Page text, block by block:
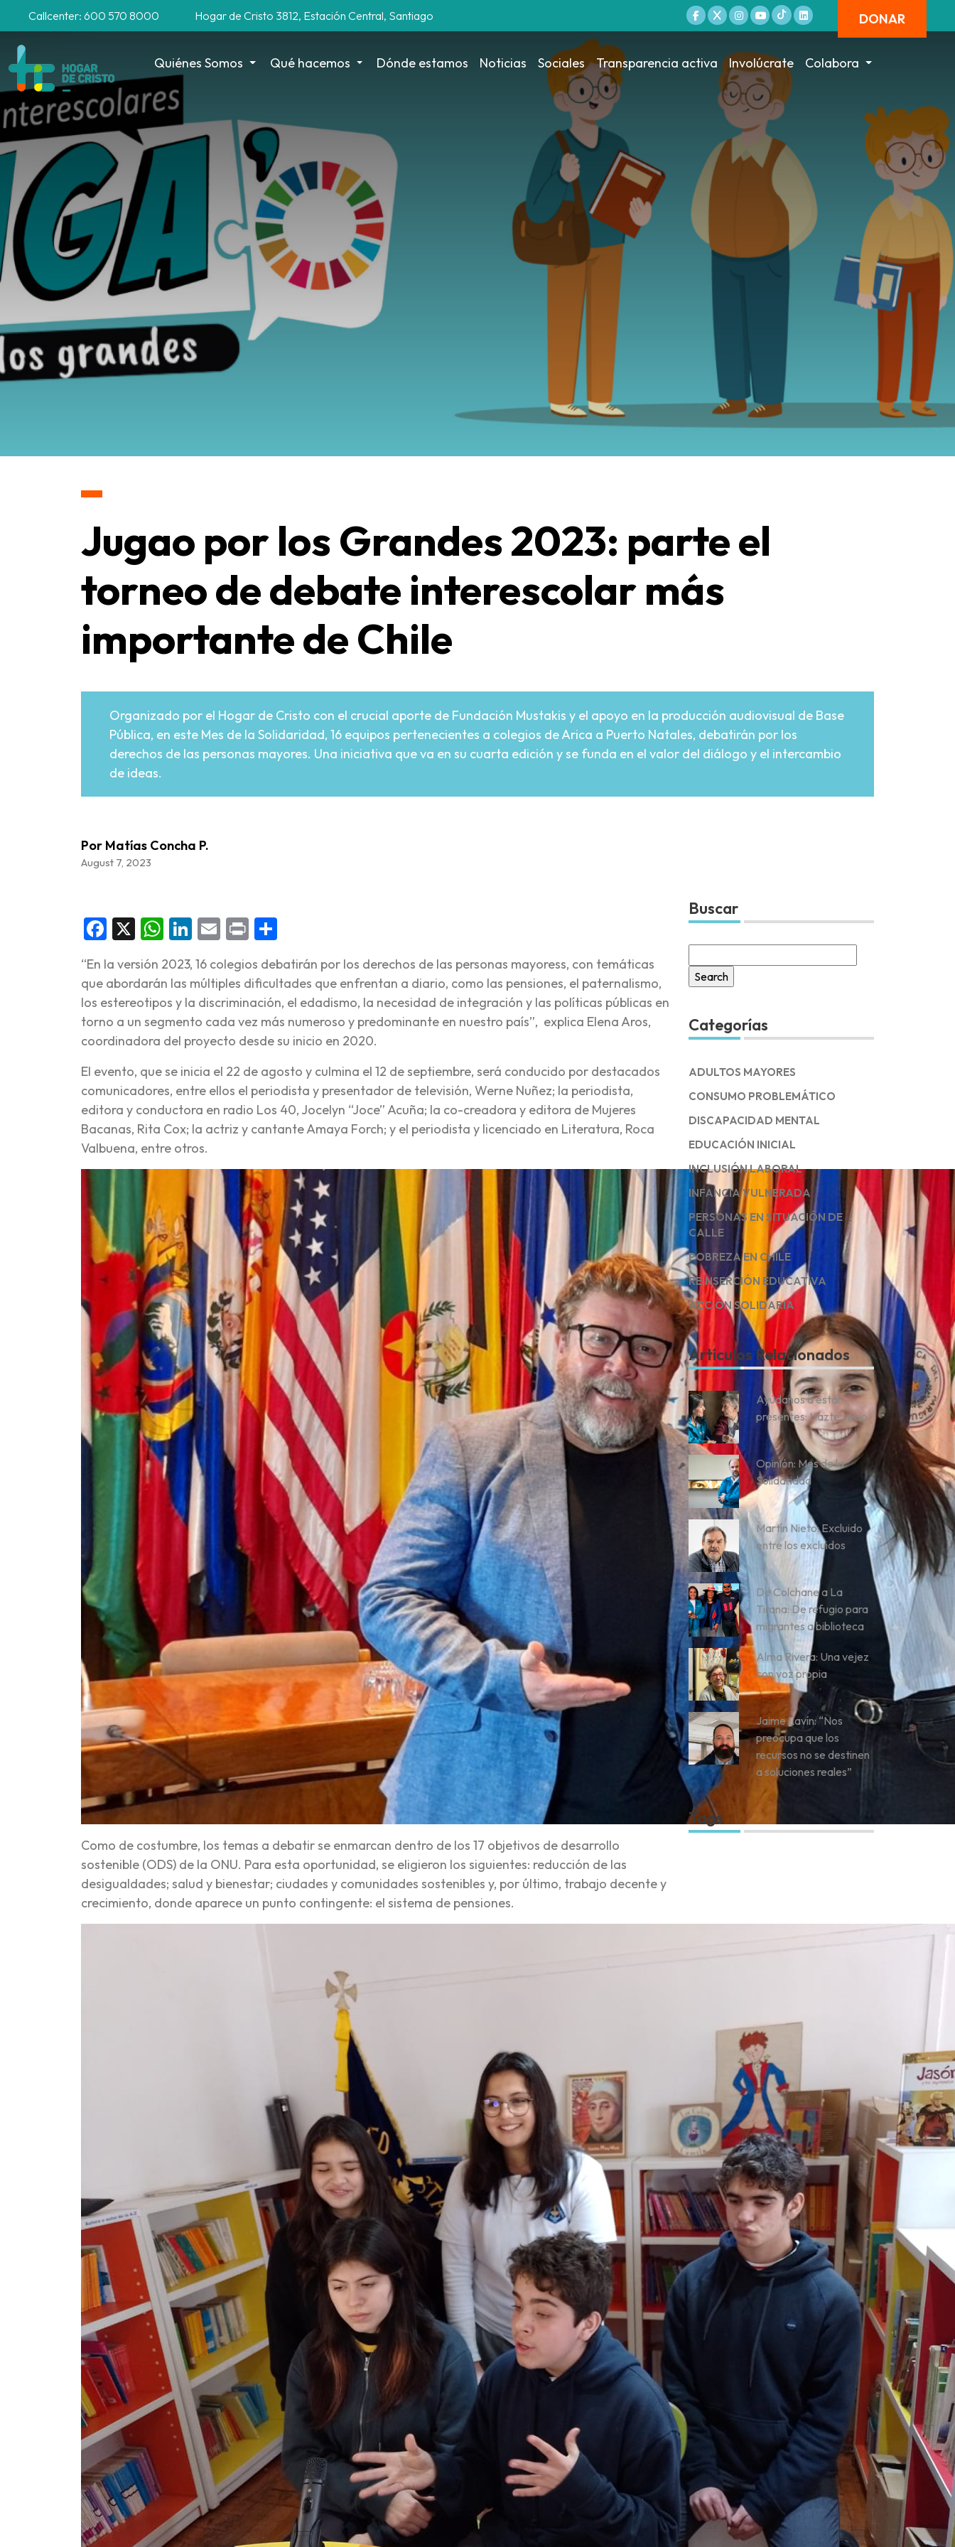
Callcenter: 600 570 8000 Hogar de Cristo 3812, Estación Central, Santiago DONAR
Quiénes Somos Qué hacemos Dónde estamos Noticias Sociales Transparencia activa Involúcrate Colabora
Jugao por los Grandes 2023: parte el
torneo de debate interescolar más
importante de Chile
Organizado por el Hogar de Cristo con el crucial aporte de Fundación Mustakis y el apoyo en la producción audiovisual de Base
Pública, en este Mes de la Solidaridad, 16 equipos pertenecientes a colegios de Arica a Puerto Natales, debatirán por los
derechos de las personas mayores. Una iniciativa que va en su cuarta edición y se funda en el valor del diálogo y el intercambio
de ideas.
Por Matías Concha P.
August 7, 2023
Facebook
X WhatsApp
LinkedIn
Email
Print
“En la versión 2023, 16 colegios debatirán por los derechos de las personas mayoress, con temáticas
que abordarán las múltiples dificultades que enfrentan a diario, como las pensiones, el paternalismo,
los estereotipos y la discriminación, el edadismo, la necesidad de integración y las políticas públicas en
torno a un segmento cada vez más numeroso y predominante en nuestro país”, explica Elena Aros,
coordinadora del proyecto desde su inicio en 2020.
El evento, que se inicia el 22 de agosto y culmina el 12 de septiembre, será conducido por destacados
comunicadores, entre ellos el periodista y presentador de televisión, Werne Nuñez; la periodista,
editora y conductora en radio Los 40, Jocelyn “Joce” Acuña; la co-creadora y editora de Mujeres
Bacanas, Rita Cox; la actriz y cantante Amaya Forch; y el periodista y licenciado en Literatura, Roca
Valbuena, entre otros.
Como de costumbre, los temas a debatir se enmarcan dentro de los 17 objetivos de desarrollo
sostenible (ODS) de la ONU. Para esta oportunidad, se eligieron los siguientes: reducción de las
desigualdades; salud y bienestar; ciudades y comunidades sostenibles y, por último, trabajo decente y
crecimiento, donde aparece un punto contingente: el sistema de pensiones.
Buscar
for:
Categorías
ADULTOS MAYORES
CONSUMO PROBLEMÁTICO
DISCAPACIDAD MENTAL
EDUCACIÓN INICIAL
INCLUSIÓN LABORAL
INFANCIA VULNERADA
PERSONAS EN SITUACIÓN DE
CALLE
POBREZA EN CHILE
REINSERCIÓN EDUCATIVA
ACCIÓN SOLIDARIA
Artículos Relacionados
Ayúdanos a estar
presentes: Hazte socio
Opinión: Mes de la
Solidaridad
Martín Nieto: Excluido
entre los excluidos
De Colchane a La
Tirana: De refugio para
migrantes a biblioteca
Alma Rivera: Una vejez
con voz propia
Jaime Lavín: “Nos
preocupa que los
recursos no se destinen
a soluciones reales”
Tags